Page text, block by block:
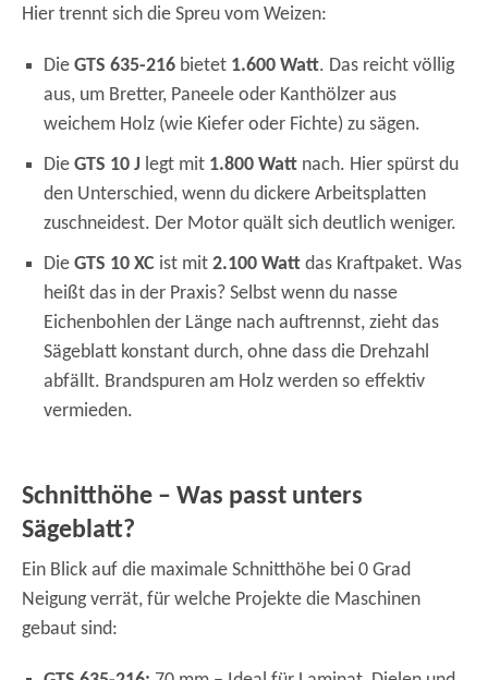
Hier trennt sich die Spreu vom Weizen:
Die GTS 635-216 bietet 1.600 Watt. Das reicht völlig
aus, um Bretter, Paneele oder Kanthölzer aus
weichem Holz (wie Kiefer oder Fichte) zu sägen.
Die GTS 10 J legt mit 1.800 Watt nach. Hier spürst du
den Unterschied, wenn du dickere Arbeitsplatten
zuschneidest. Der Motor quält sich deutlich weniger.
Die GTS 10 XC ist mit 2.100 Watt das Kraftpaket. Was
heißt das in der Praxis? Selbst wenn du nasse
Eichenbohlen der Länge nach auftrennst, zieht das
Sägeblatt konstant durch, ohne dass die Drehzahl
abfällt. Brandspuren am Holz werden so effektiv
vermieden.
Schnitthöhe – Was passt unters
Sägeblatt?
Ein Blick auf die maximale Schnitthöhe bei 0 Grad
Neigung verrät, für welche Projekte die Maschinen
gebaut sind: